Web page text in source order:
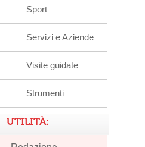
Sport
Servizi e Aziende
Visite guidate
Strumenti
UTILITÀ: